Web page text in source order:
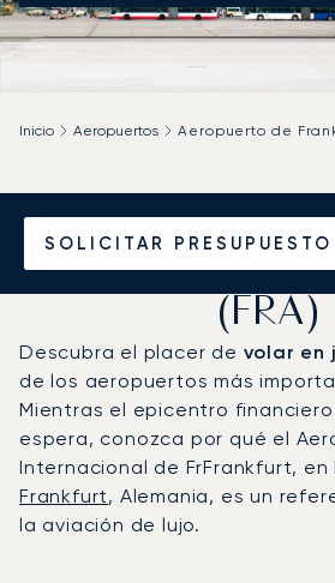
SOLICITAR PRESUPUESTO
Inicio Aeropuertos Aeropuerto de
Vuele en Jet
Aeropuerto de
(FRA)
Descubra el placer de volar en
de los aeropuertos más
Mientras el epicentro financiero
espera, conozca por qué el
Internacional de FrFrankfurt, en
Frankfurt, Alemania, es un
la aviación de lujo.